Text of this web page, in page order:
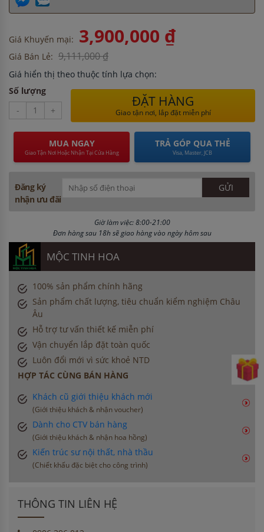
Giá Khuyến mại: 3,900,000 ₫
Giá Bán Lẻ: 9,111,000 ₫
Giá hiển thị theo thuộc tính lựa chọn:
Số lượng
-
+
ĐẶT HÀNG
Giao tận nơi, lắp đặt miễn phí
MUA NGAY
Giao Tận Nơi Hoặc Nhận Tại Cửa Hàng
TRẢ GÓP QUA THẺ
Visa, Master, JCB
Đăng ký
nhận ưu đãi
Giờ làm việc: 8:00-21:00
Đơn hàng sau 18h sẽ giao hàng vào ngày hôm sau
MỘC TINH HOA
100% sản phẩm chính hãng
Sản phẩm chất lượng, tiêu chuẩn kiểm nghiệm Châu
Âu
Hỗ trợ tư vấn thiết kế miễn phí
Vận chuyển lắp đặt toàn quốc
Luôn đổi mới vì sức khoẻ NTD
HỢP TÁC CÙNG BÁN HÀNG
Khách cũ giới thiệu khách mới
(Giới thiệu khách & nhận voucher)
Dành cho CTV bán hàng
(Giới thiệu khách & nhận hoa hồng)
Kiến trúc sư nội thất, nhà thầu
(Chiết khấu đặc biệt cho công trình)
THÔNG TIN LIÊN HỆ